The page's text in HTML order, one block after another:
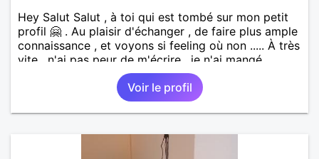
Hey Salut Salut , à toi qui est tombé sur mon petit
profil 🤗 . Au plaisir d'échanger , de faire plus ample
connaissance , et voyons si feeling où non ..... À très
vite , n'ai pas peur de m'écrire , je n'ai mangé
personne ( enfin jusqu'à présent 🤭 ) ...... 😘.
Voir le profil